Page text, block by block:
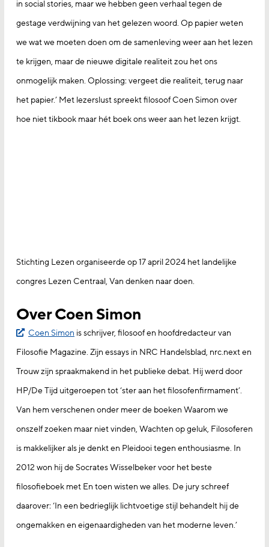
in social stories, maar we hebben geen verhaal tegen de
gestage verdwijning van het gelezen woord. Op papier weten
we wat we moeten doen om de samenleving weer aan het lezen
te krijgen, maar de nieuwe digitale realiteit zou het ons
onmogelijk maken. Oplossing: vergeet die realiteit, terug naar
het papier.’ Met lezerslust spreekt filosoof Coen Simon over
hoe niet tikbook maar hét boek ons weer aan het lezen krijgt.
Stichting Lezen organiseerde op 17 april 2024 het landelijke
congres Lezen Centraal, Van denken naar doen.
Over Coen Simon
Coen Simon is schrijver, filosoof en hoofdredacteur van
Filosofie Magazine. Zijn essays in NRC Handelsblad, nrc.next en
Trouw zijn spraakmakend in het publieke debat. Hij werd door
HP/De Tijd uitgeroepen tot ‘ster aan het filosofenfirmament’.
Van hem verschenen onder meer de boeken Waarom we
onszelf zoeken maar niet vinden, Wachten op geluk, Filosoferen
is makkelijker als je denkt en Pleidooi tegen enthousiasme. In
2012 won hij de Socrates Wisselbeker voor het beste
filosofieboek met En toen wisten we alles. De jury schreef
daarover: ‘In een bedrieglijk lichtvoetige stijl behandelt hij de
ongemakken en eigenaardigheden van het moderne leven.’